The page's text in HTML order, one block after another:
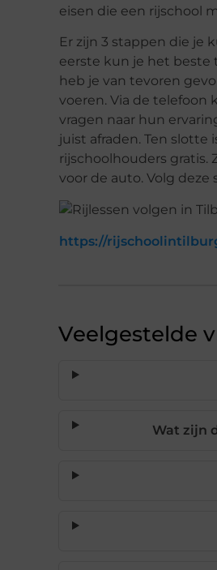
eisen die een rijschool
Er zijn 3 stappen die je
eerste kun je het beste
heb je van tevoren
voeren. Via de telefoon
vragen naar hun
juist afraden. Ten
rijschoolhouders gratis.
voor de auto. Volg
https://
Veelgestelde
Wat zijn